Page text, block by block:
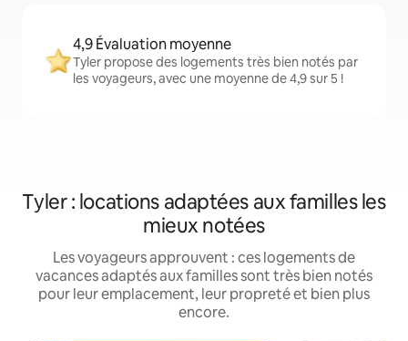
4,9 Évaluation moyenne
Tyler propose des logements très bien notés par
les voyageurs, avec une moyenne de 4,9 sur 5 !
Tyler : locations adaptées aux familles les
mieux notées
Les voyageurs approuvent : ces logements de
vacances adaptés aux familles sont très bien notés
pour leur emplacement, leur propreté et bien plus
encore.